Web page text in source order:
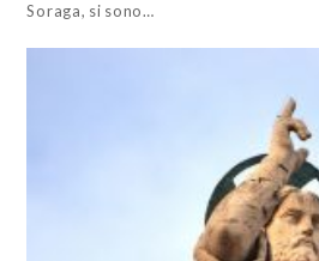
Soraga, si sono…